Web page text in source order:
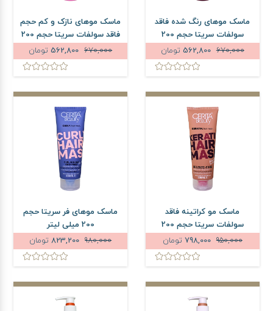
ماسک موهای رنگ شده فاقد
سولفات سریتا حجم 200
میلی لیتر670,000
562,800 تومان
ماسک موهای نازک و کم حجم
فاقد سولفات سریتا حجم 200
میلی لیتر670,000 تومان
ماسک مو کراتینه فاقد
سولفات سریتا حجم 200
میلی لیتر950,000
798,000 تومان
ماسک موهای فر سریتا حجم
200 میلی لیتر
980,000
تومان